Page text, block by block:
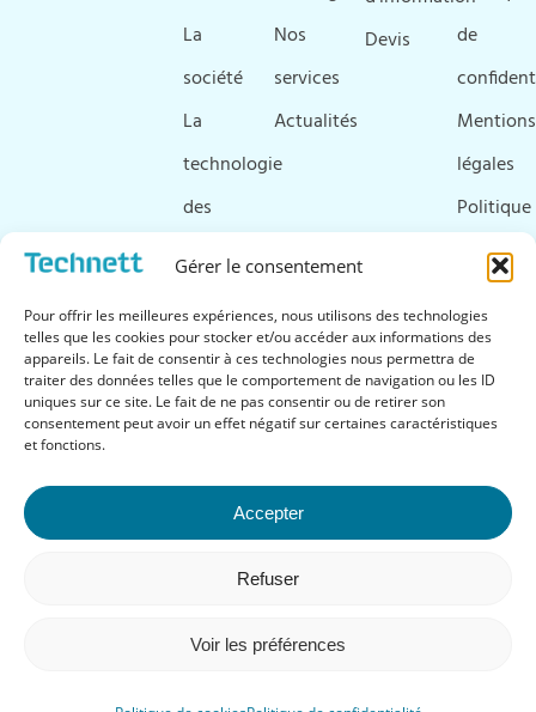
Gérer le consentement
Pour offrir les meilleures expériences, nous utilisons des technologies
telles que les cookies pour stocker et/ou accéder aux informations des
appareils. Le fait de consentir à ces technologies nous permettra de
traiter des données telles que le comportement de navigation ou les ID
uniques sur ce site. Le fait de ne pas consentir ou de retirer son
consentement peut avoir un effet négatif sur certaines caractéristiques
et fonctions.
Accepter
Refuser
Voir les préférences
La
société
La
technologie
des
ultrasons
&
téléchargements
FAQ
Nos
services
Actualités
Devis
de
Mentions
légales
Politique